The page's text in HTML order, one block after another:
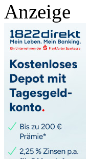
Anzeige